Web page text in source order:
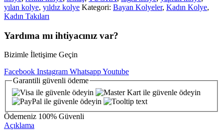
yılan kolye, yıldız kolye Kategori: Bayan Kolyeler, Kadın Kolye,
Kadın Takıları
Yardıma mı ihtiyacınız var?
Bizimle İletişime Geçin
Facebook Instagram WhatsappYoutube
Garantili güvenli ödeme
Ödemeniz 100% Güvenli
Açıklama